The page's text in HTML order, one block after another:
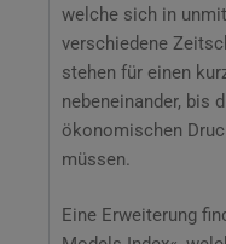
welche sich in
verschiedene
stehen für einen
nebeneinander, bis
ökonomischen
müssen.
Eine Erweiterung